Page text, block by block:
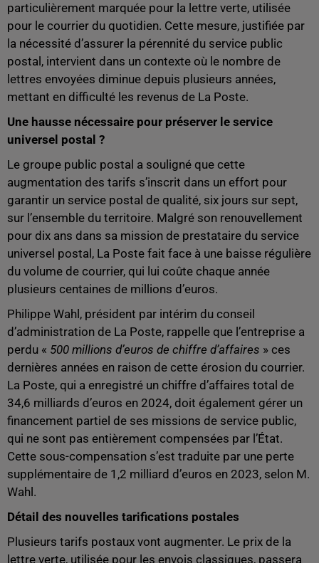
particulièrement marquée pour la lettre verte, utilisée
pour le courrier du quotidien. Cette mesure, justifiée par
la nécessité d’assurer la pérennité du service public
postal, intervient dans un contexte où le nombre de
lettres envoyées diminue depuis plusieurs années,
mettant en difficulté les revenus de La Poste.
Une hausse nécessaire pour préserver le service
universel postal ?
Le groupe public postal a souligné que cette
augmentation des tarifs s’inscrit dans un effort pour
garantir un service postal de qualité, six jours sur sept,
sur l’ensemble du territoire. Malgré son renouvellement
pour dix ans dans sa mission de prestataire du service
universel postal, La Poste fait face à une baisse régulière
du volume de courrier, qui lui coûte chaque année
plusieurs centaines de millions d’euros.
Philippe Wahl, président par intérim du conseil
d’administration de La Poste, rappelle que l’entreprise a
perdu « 500 millions d’euros de chiffre d’affaires » ces
dernières années en raison de cette érosion du courrier.
La Poste, qui a enregistré un chiffre d’affaires total de
34,6 milliards d’euros en 2024, doit également gérer un
financement partiel de ses missions de service public,
qui ne sont pas entièrement compensées par l’État.
Cette sous-compensation s’est traduite par une perte
supplémentaire de 1,2 milliard d’euros en 2023, selon M.
Wahl.
Détail des nouvelles tarifications postales
Plusieurs tarifs postaux vont augmenter. Le prix de la
lettre verte, utilisée pour les envois classiques, passera